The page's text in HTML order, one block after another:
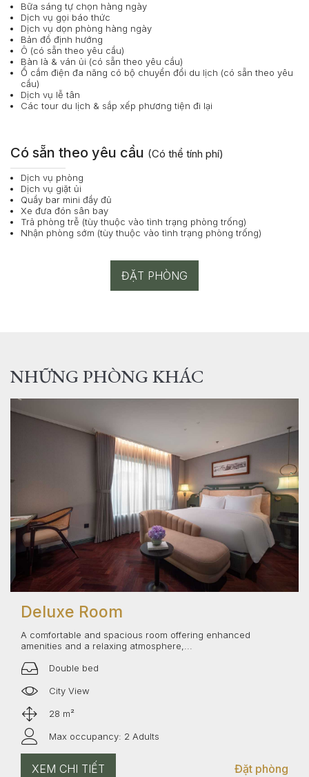
Bữa sáng tự chọn hàng ngày
Dịch vụ gọi báo thức
Dịch vụ dọn phòng hàng ngày
Bản đồ định hướng
Ô (có sẵn theo yêu cầu)
Bàn là & ván ủi (có sẵn theo yêu cầu)
Ổ cắm điện đa năng có bộ chuyển đổi du lịch (có sẵn theo yêu
cầu)
Dịch vụ lễ tân
Các tour du lịch & sắp xếp phương tiện đi lại
Có sẵn theo yêu cầu (Có thể tính phí)
Dịch vụ phòng
Dịch vụ giặt ủi
Quầy bar mini đầy đủ
Xe đưa đón sân bay
Trả phòng trễ (tùy thuộc vào tình trạng phòng trống)
Nhận phòng sớm (tùy thuộc vào tình trạng phòng trống)
ĐẶT PHÒNG
NHỮNG PHÒNG KHÁC
Deluxe Room
A comfortable and spacious room offering enhanced
amenities and a relaxing atmosphere,...
Double bed
City View
28 m²
Max occupancy: 2 Adults
XEM CHI TIẾT Đặt phòng